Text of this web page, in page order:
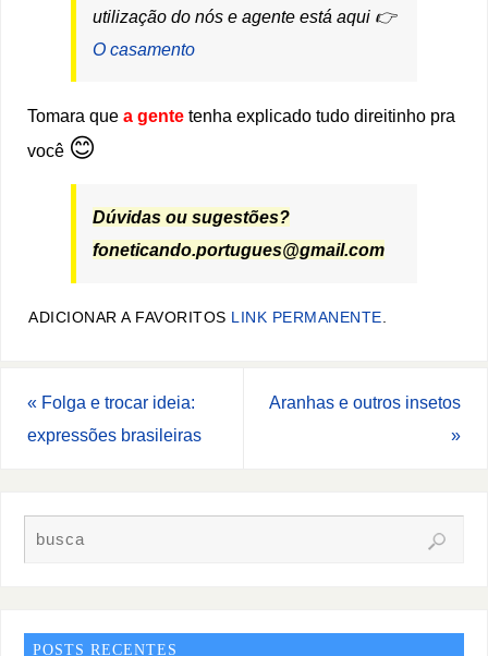
utilização do nós e agente está aqui 👉
O casamento
Tomara quea gente tenha explicado tudo direitinho pra
você 😊
Dúvidas ou sugestões?
foneticando.portugues@gmail.com
ADICIONAR A FAVORITOS LINK PERMANENTE
« Folga e trocar ideia:
expressões brasileiras
Aranhas e outros insetos
»
POSTS RECENTES